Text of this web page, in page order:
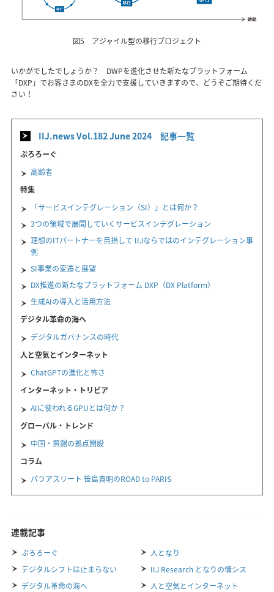
図5 アジャイル型の移行プロジェクト
いかがでしたでしょうか？ DWPを進化させた新たなプラットフォーム
「DXP」でお客さまのDXを全力で支援していきますので、どうぞご期待くだ
さい！
IIJ.news Vol.182 June 2024 記事一覧
ぷろろーぐ
高齢者
特集
「サービスインテグレーション（SI）」とは何か？
3つの領域で展開していくサービスインテグレーション
理想のITパートナーを目指して IIJならではのインテグレーション事
例
SI事業の変遷と展望
DX推進の新たなプラットフォーム DXP（DX Platform）
生成AIの導入と活用方法
デジタル革命の海へ
デジタルガバナンスの時代
人と空気とインターネット
ChatGPTの進化と怖さ
インターネット・トリビア
AIに使われるGPUとは何か？
グローバル・トレンド
中国・無錫の拠点開設
コラム
パラアスリート 笹島貴明のROAD to PARIS
連載記事
ぷろろーぐ
人となり
デジタルシフトは止まらない
IIJ Research となりの情シス
デジタル革命の海へ
人と空気とインターネット